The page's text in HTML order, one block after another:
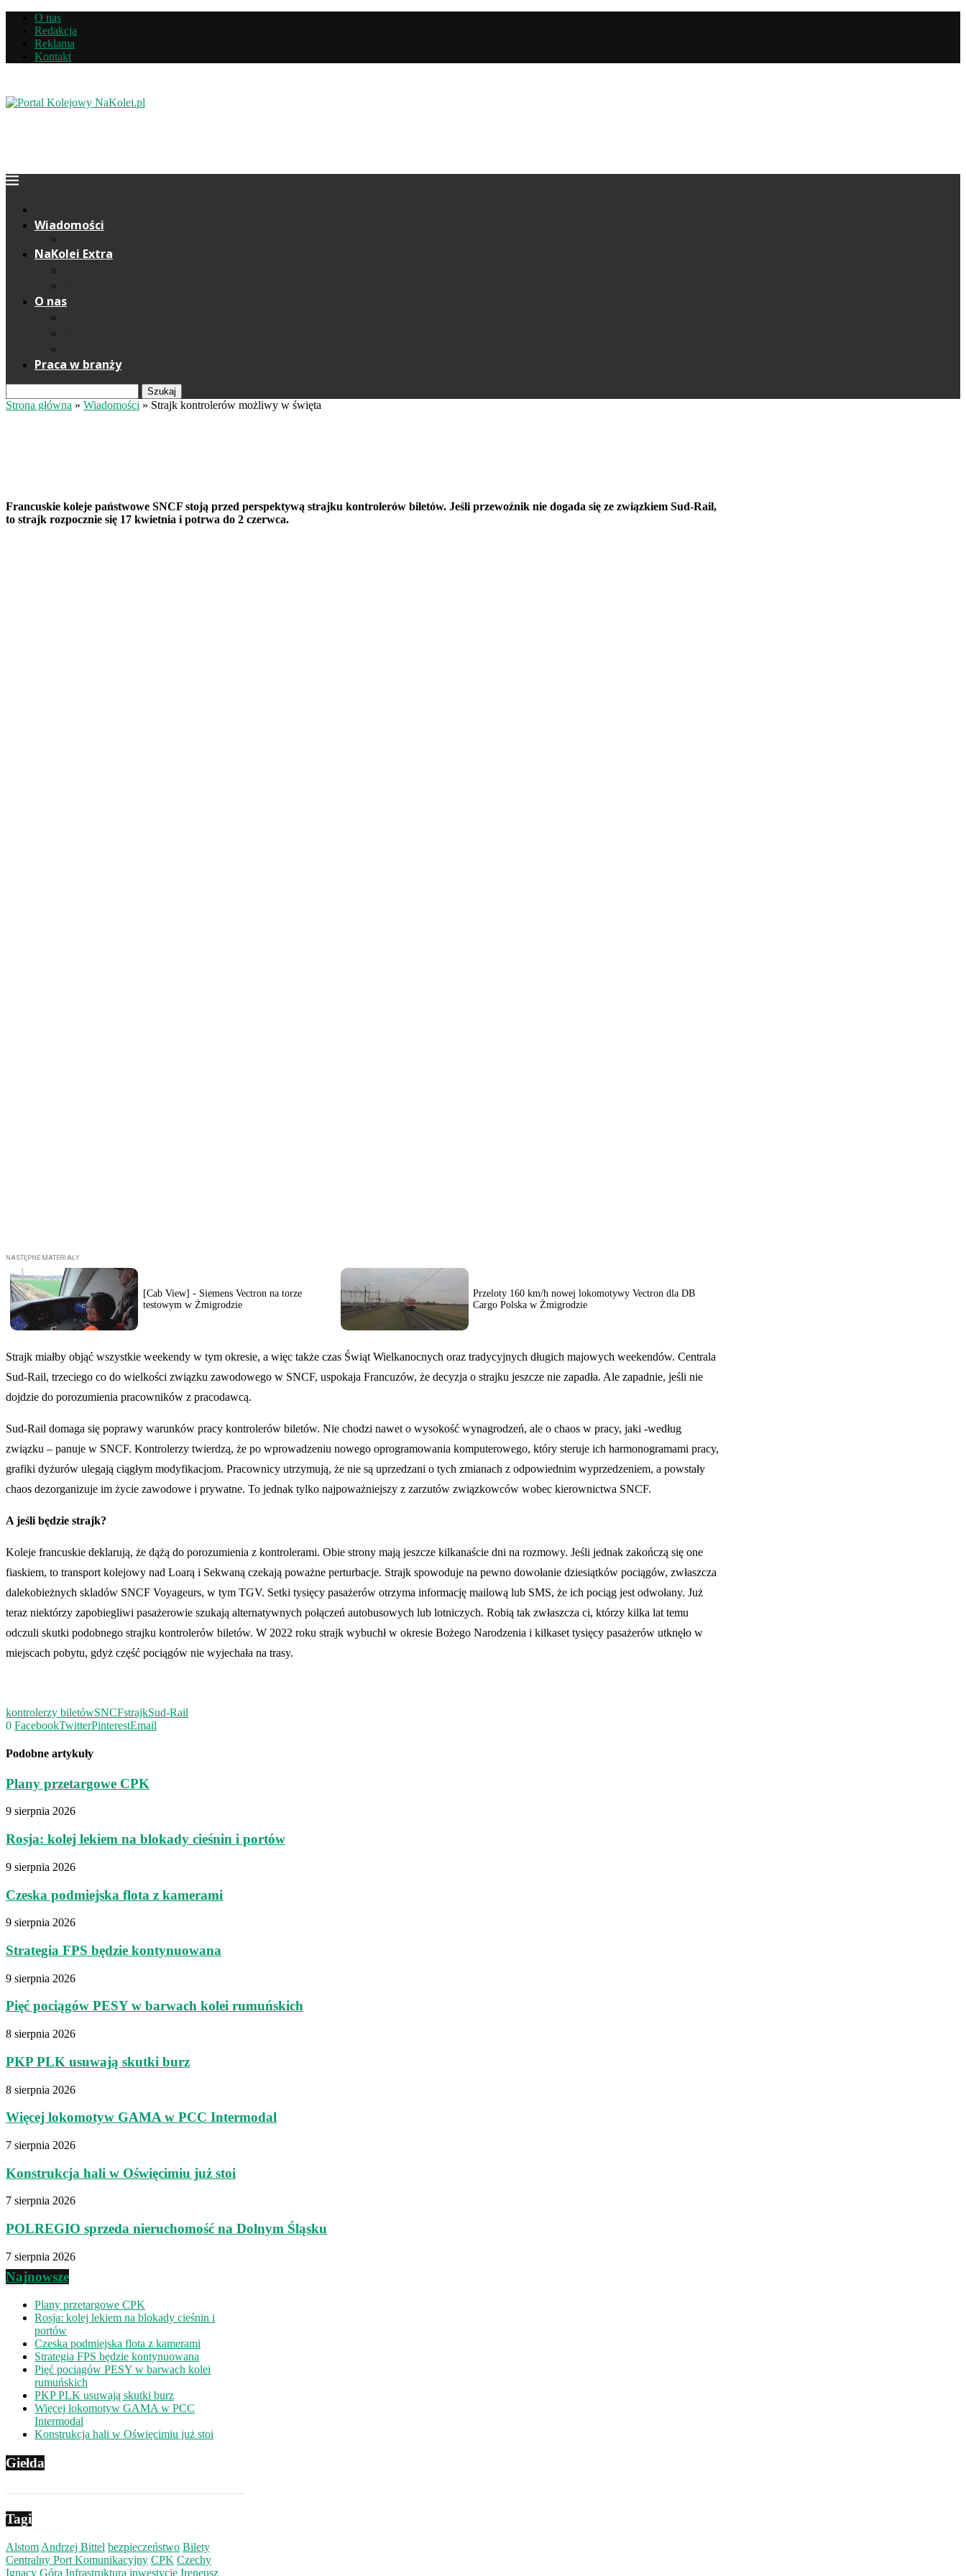
O nas
Redakcja
Reklama
Kontakt
Wiadomości
NaKolei Extra
O nas
Praca w branży
Szukaj
Strona główna » Wiadomości » Strajk kontrolerów możliwy w święta
Francuskie koleje państwowe SNCF stoją przed perspektywą strajku kontrolerów biletów. Jeśli przewoźnik nie dogada się ze związkiem Sud-Rail,
to strajk rozpocznie się 17 kwietnia i potrwa do 2 czerwca.
[Cab View] - Siemens Vectron na torze
testowym w Żmigrodzie
Przeloty 160 km/h nowej lokomotywy Vectron dla DB
Cargo Polska w Żmigrodzie
Strajk miałby objąć wszystkie weekendy w tym okresie, a więc także czas Świąt Wielkanocnych oraz tradycyjnych długich majowych weekendów. Centrala
Sud-Rail, trzeciego co do wielkości związku zawodowego w SNCF, uspokaja Francuzów, że decyzja o strajku jeszcze nie zapadła. Ale zapadnie, jeśli nie
dojdzie do porozumienia pracowników z pracodawcą.
Sud-Rail domaga się poprawy warunków pracy kontrolerów biletów. Nie chodzi nawet o wysokość wynagrodzeń, ale o chaos w pracy, jaki -według
związku – panuje w SNCF. Kontrolerzy twierdzą, że po wprowadzeniu nowego oprogramowania komputerowego, który steruje ich harmonogramami pracy,
grafiki dyżurów ulegają ciągłym modyfikacjom. Pracownicy utrzymują, że nie są uprzedzani o tych zmianach z odpowiednim wyprzedzeniem, a powstały
chaos dezorganizuje im życie zawodowe i prywatne. To jednak tylko najpoważniejszy z zarzutów związkowców wobec kierownictwa SNCF.
A jeśli będzie strajk?
Koleje francuskie deklarują, że dążą do porozumienia z kontrolerami. Obie strony mają jeszcze kilkanaście dni na rozmowy. Jeśli jednak zakończą się one
fiaskiem, to transport kolejowy nad Loarą i Sekwaną czekają poważne perturbacje. Strajk spowoduje na pewno dowołanie dziesiątków pociągów, zwłaszcza
dalekobieżnych skladów SNCF Voyageurs, w tym TGV. Setki tysięcy pasażerów otrzyma informację mailową lub SMS, że ich pociąg jest odwołany. Już
teraz niektórzy zapobiegliwi pasażerowie szukają alternatywnych połączeń autobusowych lub lotniczych. Robią tak zwłaszcza ci, którzy kilka lat temu
odczuli skutki podobnego strajku kontrolerów biletów. W 2022 roku strajk wybuchł w okresie Bożego Narodzenia i kilkaset tysięcy pasażerów utknęło w
miejscach pobytu, gdyż część pociągów nie wyjechała na trasy.
kontrolerzy biletówSNCFstrajkSud-Rail
0 FacebookTwitterPinterestEmail
Podobne artykuły
Plany przetargowe CPK
9 sierpnia 2026
Rosja: kolej lekiem na blokady cieśnin i portów
9 sierpnia 2026
Czeska podmiejska flota z kamerami
9 sierpnia 2026
Strategia FPS będzie kontynuowana
9 sierpnia 2026
Pięć pociągów PESY w barwach kolei rumuńskich
8 sierpnia 2026
PKP PLK usuwają skutki burz
8 sierpnia 2026
Więcej lokomotyw GAMA w PCC Intermodal
7 sierpnia 2026
Konstrukcja hali w Oświęcimiu już stoi
7 sierpnia 2026
POLREGIO sprzeda nieruchomość na Dolnym Śląsku
7 sierpnia 2026
Najnowsze
Plany przetargowe CPK
Rosja: kolej lekiem na blokady cieśnin i
portów
Czeska podmiejska flota z kamerami
Strategia FPS będzie kontynuowana
Pięć pociągów PESY w barwach kolei
rumuńskich
PKP PLK usuwają skutki burz
Więcej lokomotyw GAMA w PCC
Intermodal
Konstrukcja hali w Oświęcimiu już stoi
Giełda
Tagi
Alstom Andrzej Bittel bezpieczeństwo Bilety
Centralny Port Komunikacyjny CPK Czechy
Ignacy Góra Infrastruktura inwestycje Ireneusz